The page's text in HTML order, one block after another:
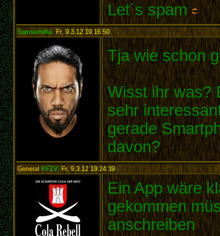
Let´s spam
Samsemillia, Fr, 9.3.12 19:16:50:
Tja wie schon
Wisst ihr was?
sehr
gerade
davon?
GeneralKFZV,Fr, 9.3.12 19:24:39:
Ein App wäre
gekommen
anschreiben